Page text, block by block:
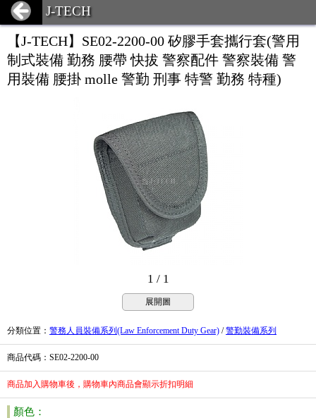
J-TECH
【J-TECH】SE02-2200-00 矽膠手套攜行套(警用
制式裝備 勤務 腰帶 快拔 警察配件 警察裝備 警
用裝備 腰掛 molle 警勤 刑事 特警 勤務 特種)
1 / 1
展開圖
分類位置 ： 警務人員裝備系列(Law Enforcement Duty Gear) /警勤裝備系列
商品代碼 ：SE02-2200-00
商品加入購物車後，購物車內商品會顯示折扣明細
顏色：